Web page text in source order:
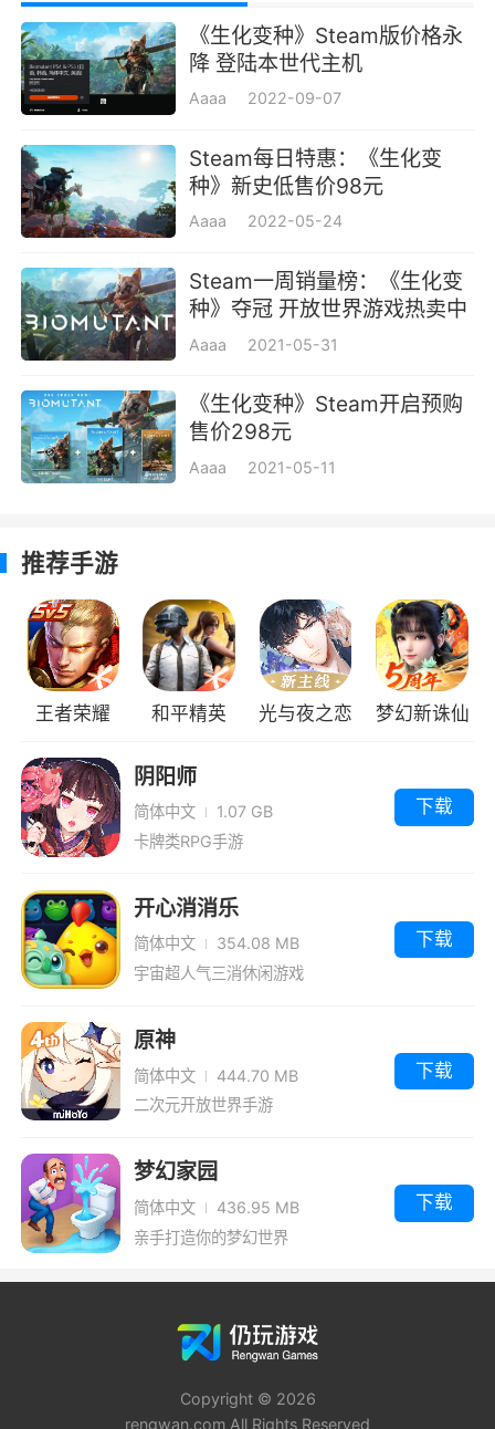
《生化变种》Steam版价格永
降 登陆本世代主机
Aaaa 2022-09-07
Steam每日特惠：《生化变
种》新史低售价98元
Aaaa 2022-05-24
Steam一周销量榜：《生化变
种》夺冠 开放世界游戏热卖中
Aaaa 2021-05-31
《生化变种》Steam开启预购
售价298元
Aaaa 2021-05-11
推荐手游
王者荣耀 和平精英 光与夜之恋 梦幻新诛仙
阴阳师
简体中文
1.07 GB
卡牌类RPG手游
下载
开心消消乐
简体中文
354.08 MB
宇宙超人气三消休闲游戏
下载
原神
简体中文
444.70 MB
二次元开放世界手游
下载
梦幻家园
简体中文
436.95 MB
亲手打造你的梦幻世界
下载
Copyright © 2026
rengwan.com All Rights Reserved